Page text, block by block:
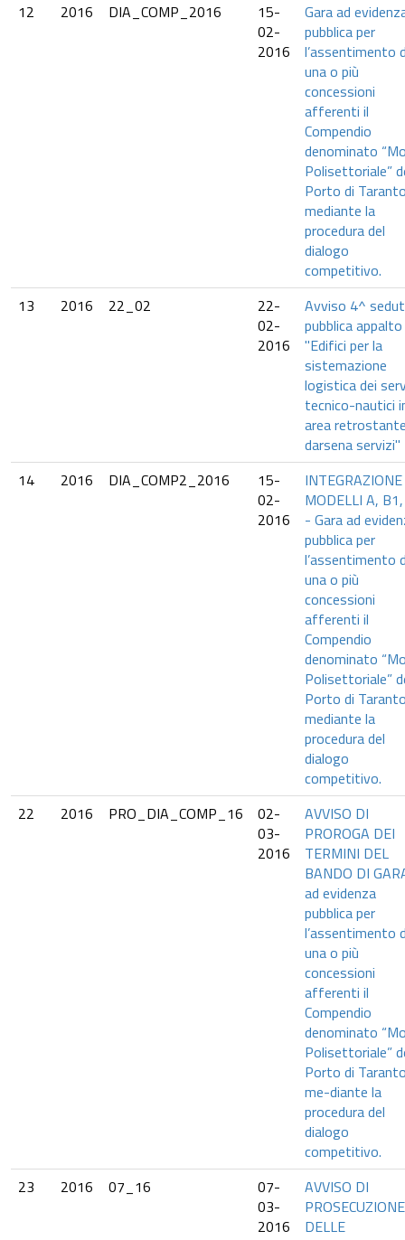
12
2016 DIA_COMP_2016
15-
02-
2016
Gara ad
pubblica per
l’assentimento
una o più
concessioni
afferenti il
Compendio
denominato
Polisettoriale”
Porto di
mediante la
procedura del
dialogo
competitivo.
13
2016 22_02
22-
02-
2016
Avviso 4^
pubblica appalto
"Edifici per la
sistemazione
logistica dei
tecnico-nautici
area
darsena servizi"
14
2016 DIA_COMP2_2016
15-
02-
2016
MODELLI A,
- Gara ad
pubblica per
l’assentimento
una o più
concessioni
afferenti il
Compendio
denominato
Polisettoriale”
Porto di
mediante la
procedura del
dialogo
competitivo.
22
2016 PRO_DIA_COMP_16
02-
03-
2016
AVVISO DI
PROROGA DEI
TERMINI DEL
BANDO DI
ad evidenza
pubblica per
l’assentimento
una o più
concessioni
afferenti il
Compendio
denominato
Polisettoriale”
Porto di
me-diante la
procedura del
dialogo
competitivo.
23
2016 07_16
07-
03-
2016
AVVISO DI
PROSECUZIONE
DELLE